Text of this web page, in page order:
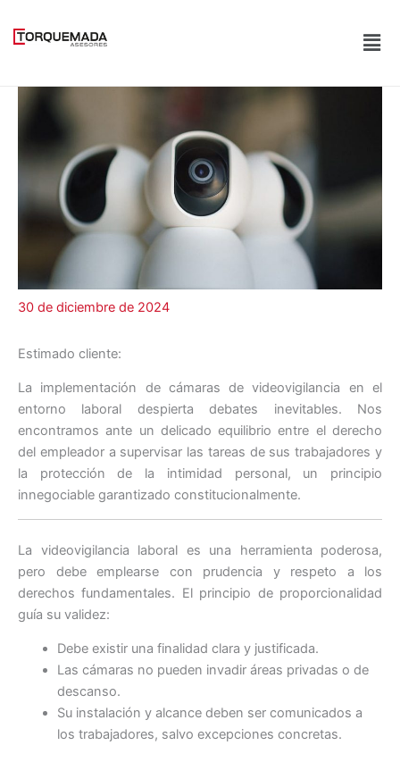
30 de diciembre de 2024
Estimado cliente:
La implementación de cámaras de videovigilancia en el
entorno laboral despierta debates inevitables. Nos
encontramos ante un delicado equilibrio entre el derecho
del empleador a supervisar las tareas de sus trabajadores y
la protección de la intimidad personal, un principio
innegociable garantizado constitucionalmente.
La videovigilancia laboral es una herramienta poderosa,
pero debe emplearse con prudencia y respeto a los
derechos fundamentales. El principio de proporcionalidad
guía su validez:
Debe existir una finalidad clara y justificada.
Las cámaras no pueden invadir áreas privadas o de
descanso.
Su instalación y alcance deben ser comunicados a
los trabajadores, salvo excepciones concretas.